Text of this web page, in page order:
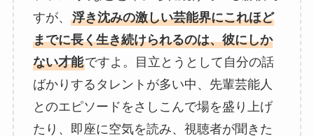
すが、 浮き沈みの激しい芸能界にこれほど
までに長く生き続けられるのは、彼にしか
ない才能ですよ。目立とうとして自分の話
ばかりするタレントが多い中、先輩芸能人
とのエピソードをさしこんで場を盛り上げ
たり、即座に空気を読み、視聴者が聞きた